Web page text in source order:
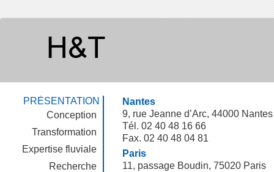
PRÉSENTATION
Conception
Transformation
Expertise fluviale
Recherche
Nantes
9, rue Jeanne d’Arc, 44000 Nantes
Tél. 02 40 48 16 66
Fax. 02 40 48 04 81
Paris
11, passage Boudin, 75020 Paris